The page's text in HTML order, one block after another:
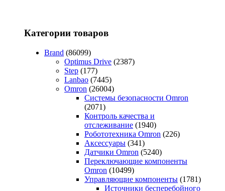
Категории товаров
Brand (86099)
Optimus Drive (2387)
Step (177)
Lanbao (7445)
Omron (26004)
Системы безопасности Omron
(2071)
Контроль качества и
отслеживание (1940)
Робототехника Omron (226)
Аксессуары (341)
Датчики Omron (5240)
Переключающие компоненты
Omron (10499)
Управляющие компоненты (1781)
Источники бесперебойного